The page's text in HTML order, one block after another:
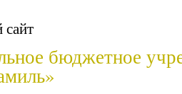
бюджетное